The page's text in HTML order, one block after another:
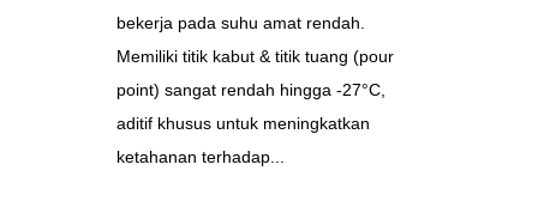
bekerja pada suhu amat rendah.
Memiliki titik kabut & titik tuang (pour
point) sangat rendah hingga -27°C,
aditif khusus untuk meningkatkan
ketahanan terhadap...